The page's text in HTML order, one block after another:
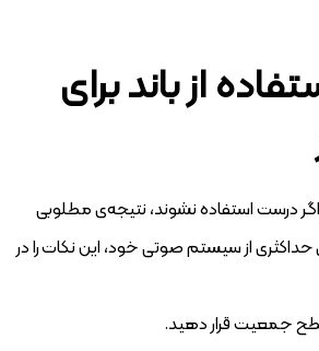
از باند برای
درست استفاده نشوند، نتیجه‌ی مطلوبی
حداکثری از سیستم صوتی خود، این نکات را در
از سطح جمعیت قرار دهید.